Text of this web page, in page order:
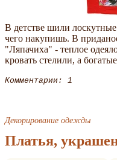
В детстве шили
чего накупишь. В
"Ляпачиха" - теплое
кровать стелили, а
Комментарии: 1
Декорирование одежды
Платья,